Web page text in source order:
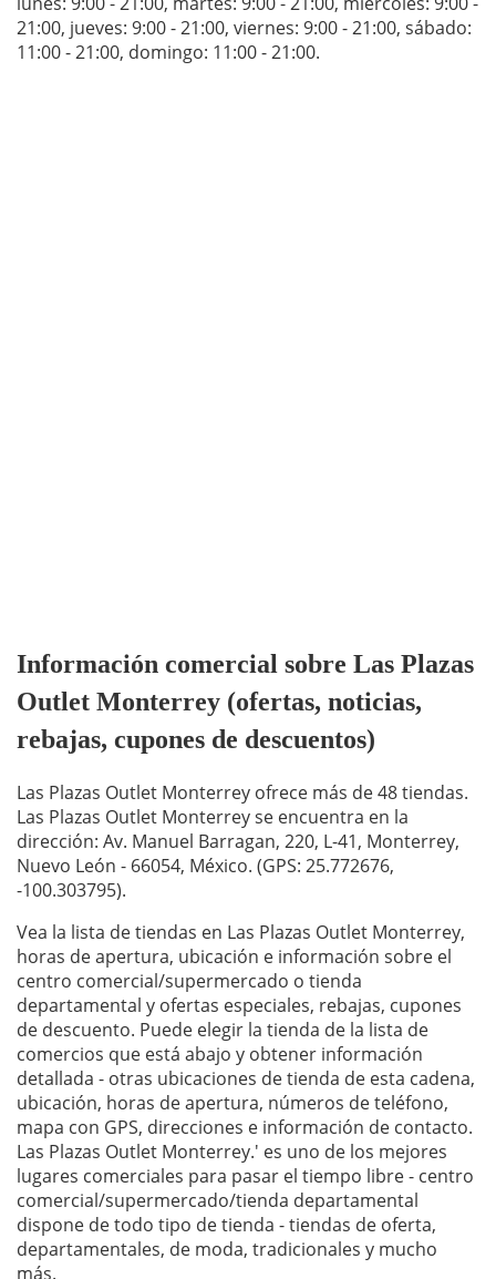
21:00, jueves: 9:00 - 21:00, viernes: 9:00 - 21:00, sábado:
11:00 - 21:00, domingo: 11:00 - 21:00.
Información comercial sobre Las Plazas
Outlet Monterrey (ofertas, noticias,
rebajas, cupones de descuentos)
Las Plazas Outlet Monterrey ofrece más de 48 tiendas.
Las Plazas Outlet Monterrey se encuentra en la
dirección: Av. Manuel Barragan, 220, L-41, Monterrey,
Nuevo León - 66054, México. (GPS: 25.772676,
-100.303795).
Vea la lista de tiendas en Las Plazas Outlet Monterrey,
horas de apertura, ubicación e información sobre el
centro comercial/supermercado o tienda
departamental y ofertas especiales, rebajas, cupones
de descuento. Puede elegir la tienda de la lista de
comercios que está abajo y obtener información
detallada - otras ubicaciones de tienda de esta cadena,
ubicación, horas de apertura, números de teléfono,
mapa con GPS, direcciones e información de contacto.
Las Plazas Outlet Monterrey.' es uno de los mejores
lugares comerciales para pasar el tiempo libre - centro
comercial/supermercado/tienda departamental
dispone de todo tipo de tienda - tiendas de oferta,
departamentales, de moda, tradicionales y mucho
más.